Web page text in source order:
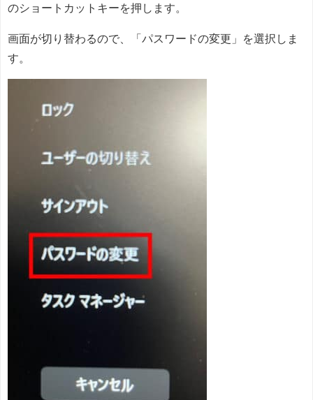
のショートカットキーを押します。
画面が切り替わるので、「パスワードの変更」を選択しま
す。